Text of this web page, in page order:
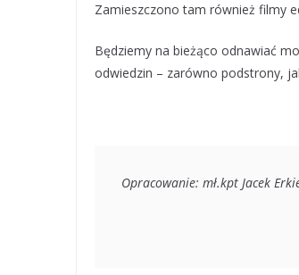
Zamieszczono tam również filmy
Będziemy na bieżąco odnawiać
odwiedzin – zarówno podstrony,
Opracowanie: mł.kpt Jacek